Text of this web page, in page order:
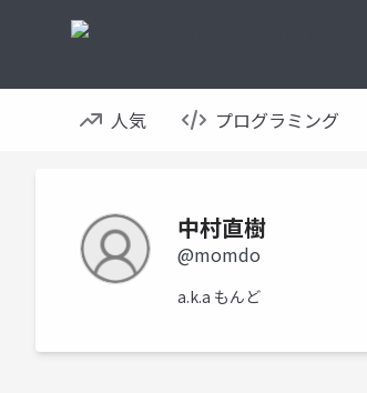
人気 プログラミング
中村直樹
@momdo
a.k.a もんど